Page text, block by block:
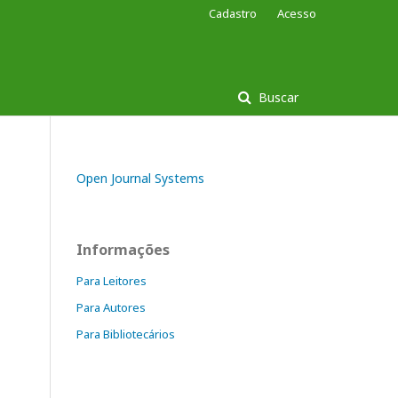
Buscar
Cadastro Acesso
Open Journal Systems
Informações
Para Leitores
Para Autores
Para Bibliotecários